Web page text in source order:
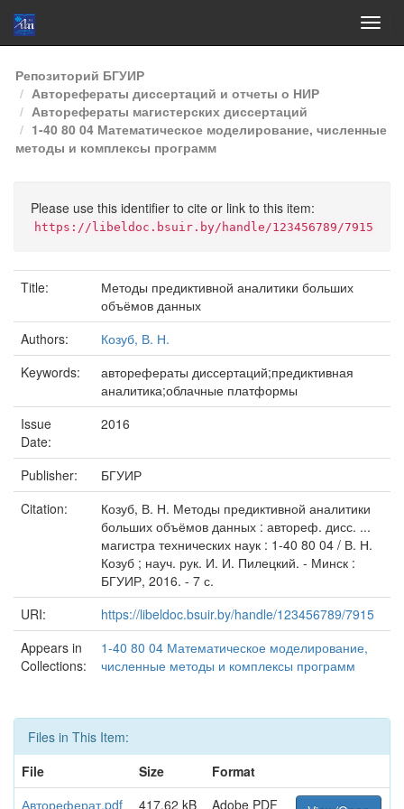
Skip
navigation
Репозиторий БГУИР
Авторефераты диссертаций и отчеты о НИР
Авторефераты магистерских диссертаций
1-40 80 04 Математическое моделирование, численные
методы и комплексы программ
Please use this identifier to cite or link to this item:
https://libeldoc.bsuir.by/handle/123456789/7915
Title:
Методы предиктивной аналитики больших
объёмов данных
Authors:
Козуб, В. Н.
Keywords:
авторефераты диссертаций;предиктивная
аналитика;облачные платформы
Issue
Date:
2016
Publisher:
БГУИР
Citation:
Козуб, В. Н. Методы предиктивной аналитики
больших объёмов данных : автореф. дисс. ...
магистра технических наук : 1-40 80 04 / В. Н.
Козуб ; науч. рук. И. И. Пилецкий. - Минск :
БГУИР, 2016. - 7 с.
URI:
https://libeldoc.bsuir.by/handle/123456789/7915
Appears in
Collections:
1-40 80 04 Математическое моделирование,
численные методы и комплексы программ
Files in This Item:
File
Size
Format
Автореферат.pdf
417.62 kB Adobe PDF